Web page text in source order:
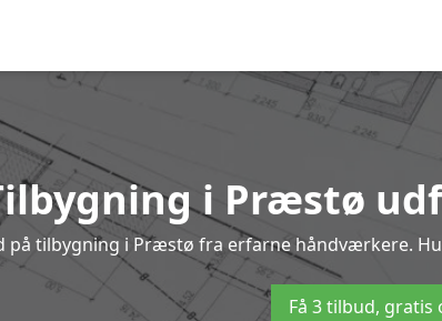
i Præstø
på tilbygning i Præstø fra erfarne håndværkere.
Få 3 tilbud,